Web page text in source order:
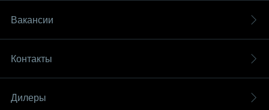
Вакансии
Контакты
Дилеры